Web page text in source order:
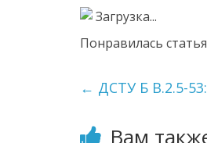
Загрузка...
Понравилась
← ДСТУ Б В.2.5-
Вам